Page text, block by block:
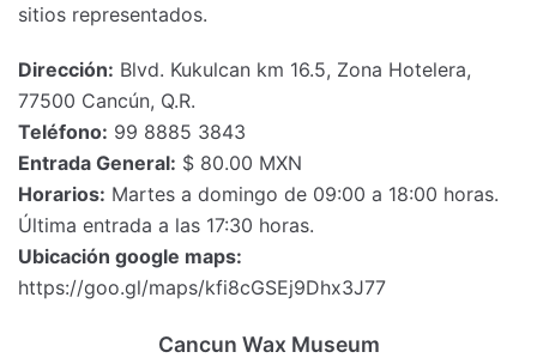
sitios representados.
Dirección: Blvd. Kukulcan km 16.5, Zona Hotelera,
77500 Cancún, Q.R.
Teléfono: 99 8885 3843
Entrada General: $ 80.00 MXN
Horarios: Martes a domingo de 09:00 a 18:00 horas.
Última entrada a las 17:30 horas.
Ubicación google maps:
https://goo.gl/maps/kfi8cGSEj9Dhx3J77
Cancun Wax Museum